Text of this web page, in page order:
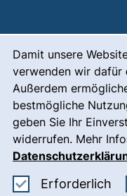
Damit unsere
verwenden wir dafür
Außerdem
bestmögliche
geben Sie Ihr
widerrufen. Mehr
Erforderlich